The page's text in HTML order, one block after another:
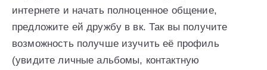
интернете и начать полноценное общение,
предложите ей дружбу в вк. Так вы получите
возможность получше изучить её профиль
(увидите личные альбомы, контактную